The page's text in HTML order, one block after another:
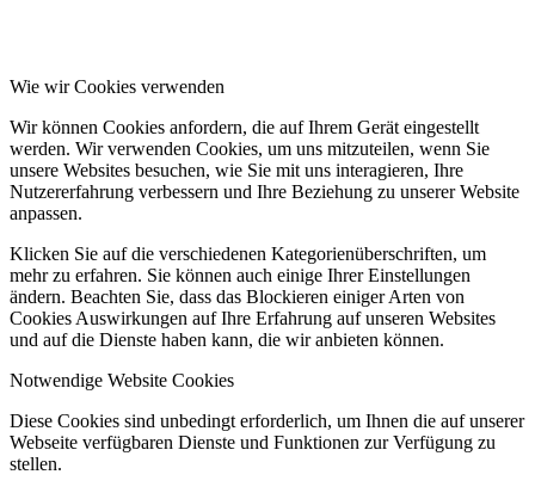
Wie wir Cookies verwenden
Wir können Cookies anfordern, die auf Ihrem Gerät eingestellt
werden. Wir verwenden Cookies, um uns mitzuteilen, wenn Sie
unsere Websites besuchen, wie Sie mit uns interagieren, Ihre
Nutzererfahrung verbessern und Ihre Beziehung zu unserer Website
anpassen.
Klicken Sie auf die verschiedenen Kategorienüberschriften, um
mehr zu erfahren. Sie können auch einige Ihrer Einstellungen
ändern. Beachten Sie, dass das Blockieren einiger Arten von
Cookies Auswirkungen auf Ihre Erfahrung auf unseren Websites
und auf die Dienste haben kann, die wir anbieten können.
Notwendige Website Cookies
Diese Cookies sind unbedingt erforderlich, um Ihnen die auf unserer
Webseite verfügbaren Dienste und Funktionen zur Verfügung zu
stellen.